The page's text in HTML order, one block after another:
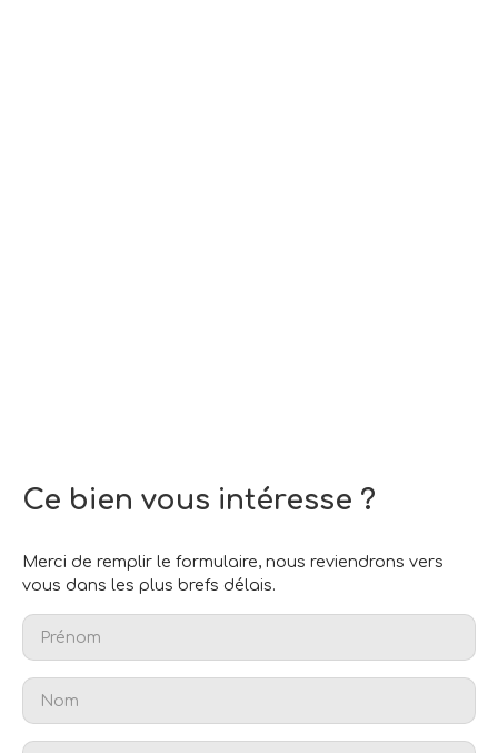
Ce bien vous intéresse ?
Merci de remplir le formulaire, nous reviendrons vers
vous dans les plus brefs délais.
Prénom
Nom